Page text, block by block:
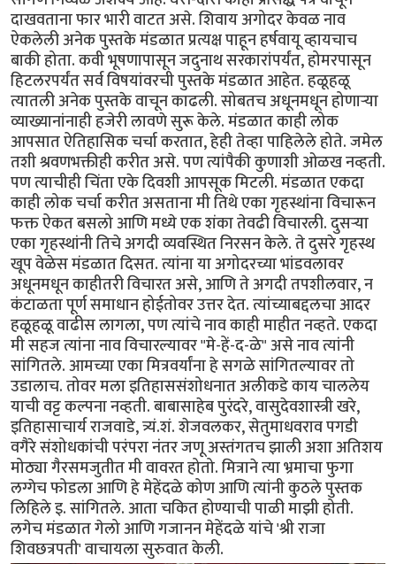
दाखवताना फार भारी वाटत असे. शिवाय अगोदर केवळ नाव
ऐकलेली अनेक पुस्तके मंडळात प्रत्यक्ष पाहून हर्षवायू व्हायचाच
बाकी होता. कवी भूषणापासून जदुनाथ सरकारांपर्यंत, होमरपासून
हिटलरपर्यंत सर्व विषयांवरची पुस्तके मंडळात आहेत. हळूहळू
त्यातली अनेक पुस्तके वाचून काढली. सोबतच अधूनमधून होणार्‍या
व्याख्यानांनाही हजेरी लावणे सुरू केले. मंडळात काही लोक
आपसात ऐतिहासिक चर्चा करतात, हेही तेव्हा पाहिलेले होते. जमेल
तशी श्रवणभक्तीही करीत असे. पण त्यांपैकी कुणाशी ओळख नव्हती.
पण त्याचीही चिंता एके दिवशी आपसूक मिटली. मंडळात एकदा
काही लोक चर्चा करीत असताना मी तिथे एका गृहस्थांना विचारून
फक्त ऐकत बसलो आणि मध्ये एक शंका तेवढी विचारली. दुसर्‍या
एका गृहस्थांनी तिचे अगदी व्यवस्थित निरसन केले. ते दुसरे गृहस्थ
खूप वेळेस मंडळात दिसत. त्यांना या अगोदरच्या भांडवलावर
अधूनमधून काहीतरी विचारत असे, आणि ते अगदी तपशीलवार, न
कंटाळता पूर्ण समाधान होईतोवर उत्तर देत. त्यांच्याबद्दलचा आदर
हळूहळू वाढीस लागला, पण त्यांचे नाव काही माहीत नव्हते. एकदा
मी सहज त्यांना नाव विचारल्यावर "मे-हें-द-ळे" असे नाव त्यांनी
सांगितले. आमच्या एका मित्रवर्यांना हे सगळे सांगितल्यावर तो
उडालाच. तोवर मला इतिहाससंशोधनात अलीकडे काय चाललेय
याची वट्ट कल्पना नव्हती. बाबासाहेब पुरंदरे, वासुदेवशास्त्री खरे,
इतिहासाचार्य राजवाडे, त्र्यं.शं. शेजवलकर, सेतुमाधवराव पगडी
वगैरे संशोधकांची परंपरा नंतर जणू अस्तंगतच झाली अशा अतिशय
मोठ्या गैरसमजुतीत मी वावरत होतो. मित्राने त्या भ्रमाचा फुगा
लग्गेच फोडला आणि हे मेहेंदळे कोण आणि त्यांनी कुठले पुस्तक
लिहिले इ. सांगितले. आता चकित होण्याची पाळी माझी होती.
लगेच मंडळात गेलो आणि गजानन मेहेंदळे यांचे 'श्री राजा
शिवछत्रपती' वाचायला सुरुवात केली.